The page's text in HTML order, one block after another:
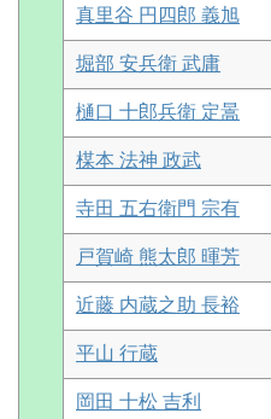
真里谷 円四郎 義旭
堀部 安兵衛 武庸
樋口 十郎兵衛 定暠
楳本 法神 政武
寺田 五右衛門 宗有
戸賀崎 熊太郎 暉芳
近藤 内蔵之助 長裕
平山 行蔵
岡田 十松 吉利